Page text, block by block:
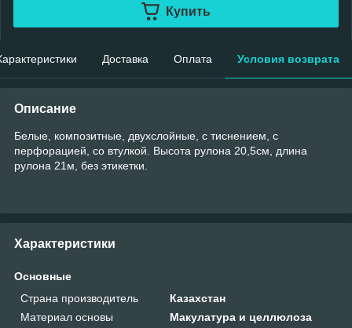
Купить
Доставка Оплата Условия возврата
Описание
Белые, композитные, двухслойные, с тиснением, с
перфорацией, со втулкой. Высота рулона 20,5см, длина
рулона 21м, без этикетки.
Характеристики
Основные
Страна производитель
Казахстан
Материал основы
Макулатура и целлюлоза